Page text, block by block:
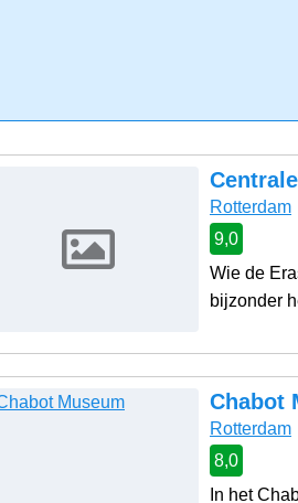
Rotterdam
9,0
Wie de
bijzonder
Chabot
Rotterdam
8,0
In het